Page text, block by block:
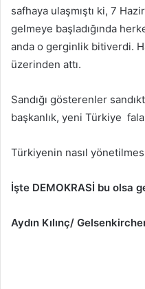
safhaya ulaşmıştı ki, 7
gelmeye başladığında
anda o gerginlik bitiverdi.
üzerinden attı.
Sandığı gösterenler
başkanlık, yeni Türkiye
Türkiyenin nasıl
İşte DEMOKRASİ bu olsa
Aydın Kılınç/